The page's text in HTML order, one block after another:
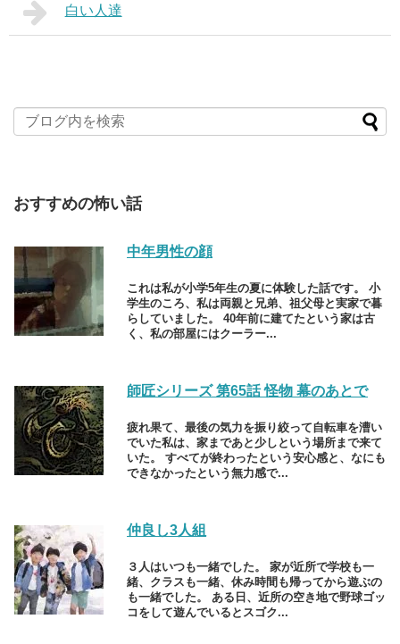
白い人達
おすすめの怖い話
中年男性の顔
これは私が小学5年生の夏に体験した話です。 小
学生のころ、私は両親と兄弟、祖父母と実家で暮
らしていました。 40年前に建てたという家は古
く、私の部屋にはクーラー...
師匠シリーズ 第65話 怪物 幕のあとで
疲れ果て、最後の気力を振り絞って自転車を漕い
でいた私は、家まであと少しという場所まで来て
いた。 すべてが終わったという安心感と、なにも
できなかったという無力感で...
仲良し3人組
３人はいつも一緒でした。 家が近所で学校も一
緒、クラスも一緒、休み時間も帰ってから遊ぶの
も一緒でした。 ある日、近所の空き地で野球ゴッ
コをして遊んでいるとスゴク...